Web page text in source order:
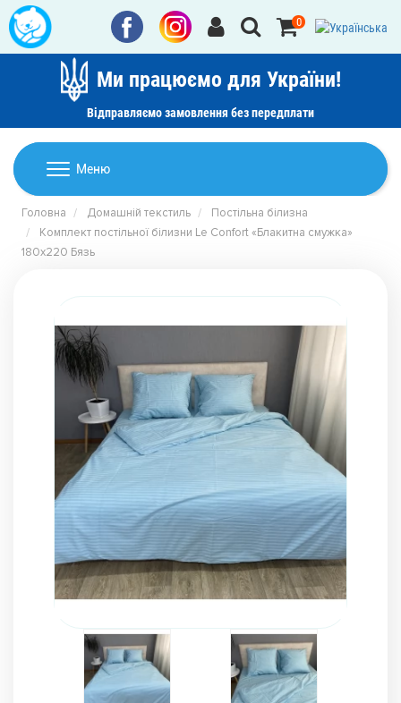
Ми працюємо для України!
Відправляємо замовлення без передплати
0
Меню
Домашній текстиль
Ковдри
Подушки
Пледи
Покривала
Рушники
Наматрацники
Комплекти з ковдр, подушок і постільної білизни
Дитячі товари
Акції
Головна Домашній текстиль
Постільна білизна
Комплект постільної білизни Le Confort «Блакитна смужка»
180x220 Бязь